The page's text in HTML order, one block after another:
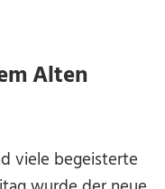
Alten
viele begeisterte